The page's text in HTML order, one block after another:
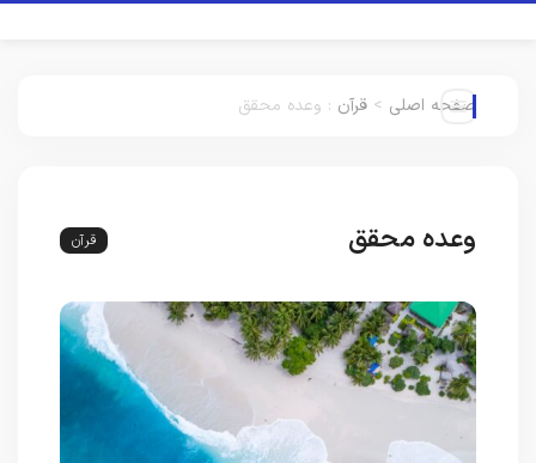
صفحه اصلی > قرآن : وعده محقق
وعده محقق قرآن